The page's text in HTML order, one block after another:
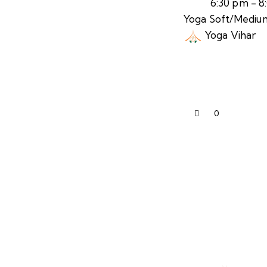
6:30 pm-
Yoga Soft/
Yoga Vihar
0